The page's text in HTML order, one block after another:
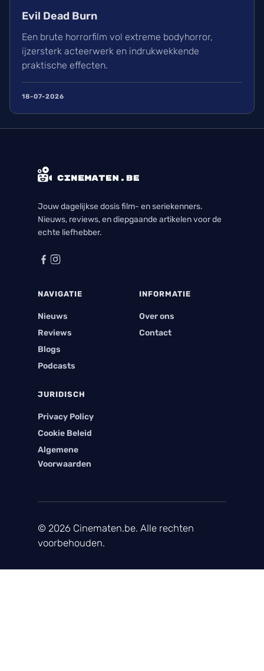
Evil Dead Burn
Een brute horrorfilm vol extreme bodyhorror,
ijzersterk acteerwerk en indrukwekkende
praktische effecten.
18-07-2026
Jouw dagelijkse dosis film- en seriekenners.
Nieuws, reviews, en diepgaande artikelen voor de
echte liefhebber.
NAVIGATIE
Nieuws
Reviews
Blogs
Podcasts
INFORMATIE
Over ons
Contact
JURIDISCH
Privacy Policy
Cookie Beleid
Algemene
Voorwaarden
© 2026 Cinematen.be. Alle rechten
voorbehouden.